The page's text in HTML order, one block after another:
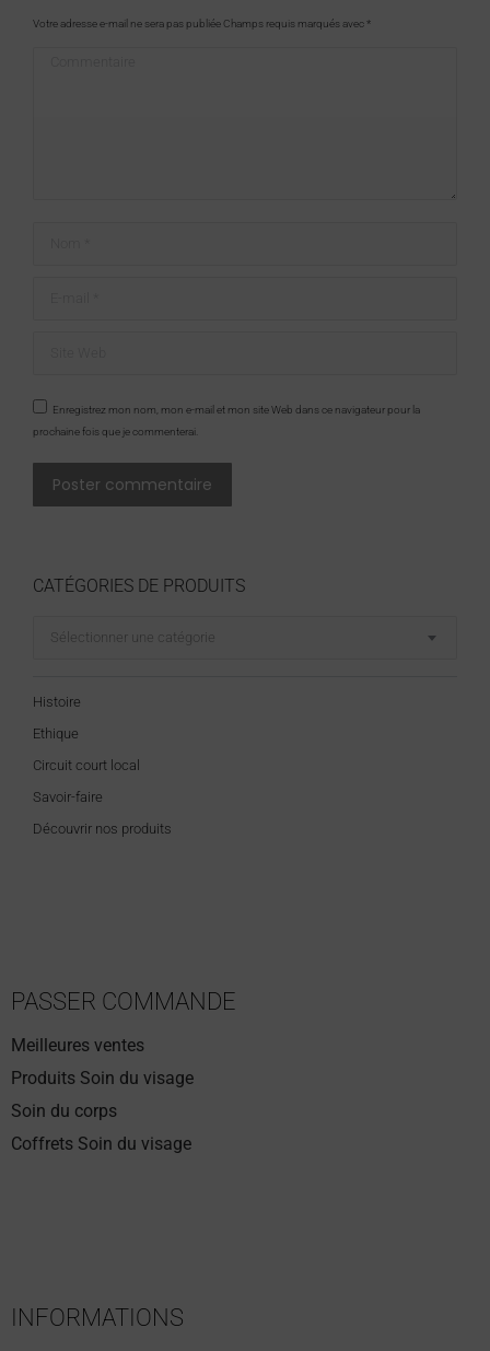
Votre adresse e-mail ne sera pas publiée Champs requis marqués avec*
Enregistrez mon nom, mon e-mail et mon site Web dans ce navigateur pour la
prochaine fois que je commenterai.
Poster commentaire
CATÉGORIES DE PRODUITS
Sélectionner une catégorie
Histoire
Ethique
Circuit court local
Savoir-faire
Découvrir nos produits
PASSER COMMANDE
Meilleures ventes
Produits Soin du visage
Soin du corps
Coffrets Soin du visage
INFORMATIONS